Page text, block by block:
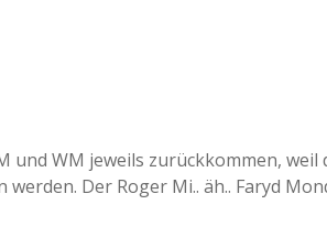
und WM jeweils zurückkommen,
Der Roger Mi.. äh.. Faryd